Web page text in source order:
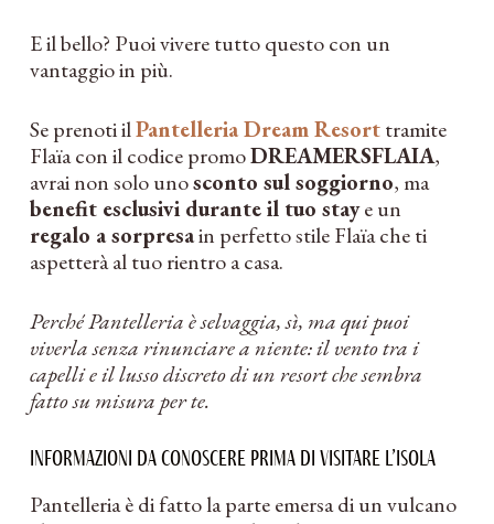
E il bello? Puoi vivere tutto questo con un
vantaggio in più.
Se prenoti ilPantelleria Dream Resorttramite
Flaïa con il codice promoDREAMERSFLAIA,
avrai non solo unosconto sul soggiorno, ma
benefit esclusivi durante il tuo staye un
regalo a sorpresain perfetto stile Flaïa che ti
aspetterà al tuo rientro a casa.
Perché Pantelleria è selvaggia, sì, ma qui puoi
viverla senza rinunciare a niente: il vento tra i
capelli e il lusso discreto di un resort che sembra
fatto su misura per te.
Informazioni da conoscere prima di visitare l’isola
Pantelleria è di fatto la parte emersa di un vulcano